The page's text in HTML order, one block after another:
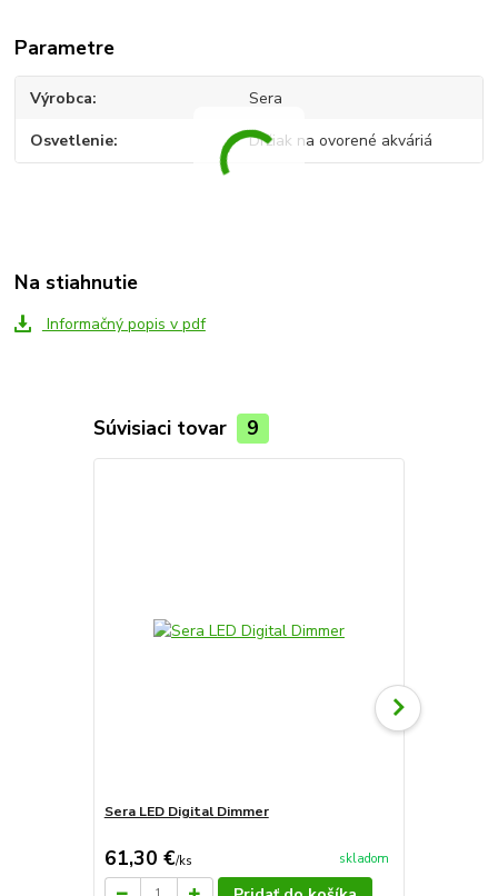
Parametre
Výrobca Sera
Osvetlenie Držiak na ovorené akváriá
Na stiahnutie
Informačný popis v pdf
Súvisiaci tovar 9
Sera LED Digital Dimmer
61,30 €/ks skladom